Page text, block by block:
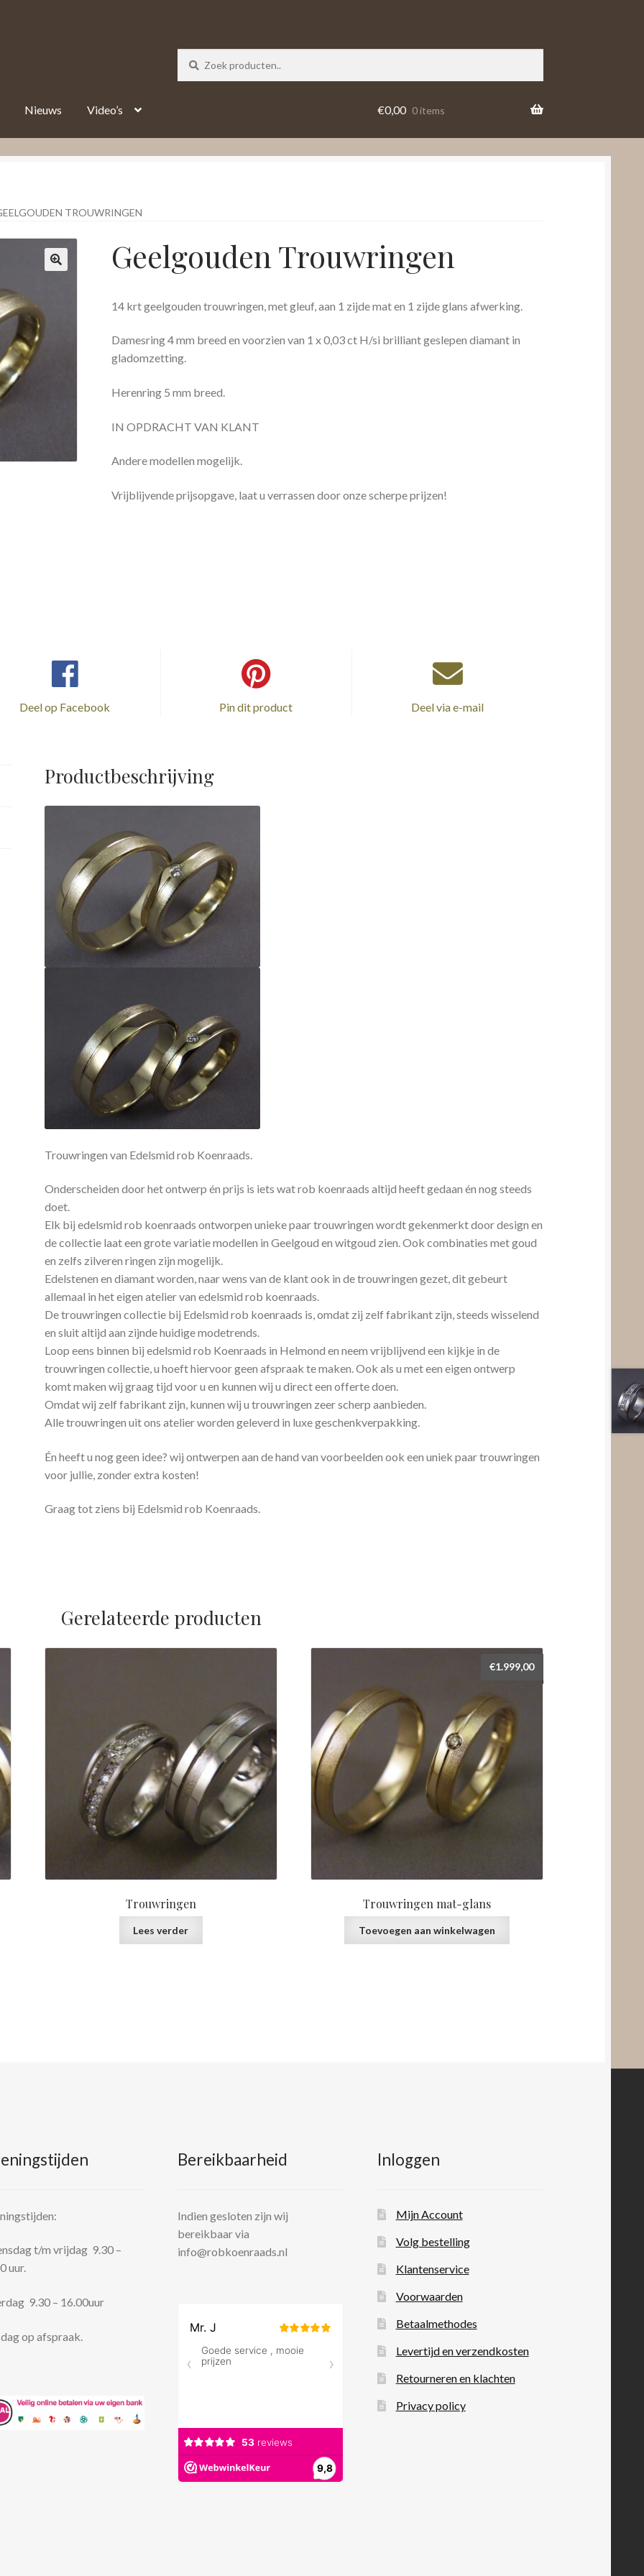
Nieuws Video’s €0,00 0 items
TROUWRINGEN
Geelgouden Trouwringen
14 krt geelgouden trouwringen, met gleuf, aan 1 zijde mat en 1 zijde glans afwerking.
Damesring 4 mm breed en voorzien van 1 x 0,03 ct H/si brilliant geslepen diamant in
gladomzetting.
Herenring 5 mm breed.
IN OPDRACHT VAN KLANT
Andere modellen mogelijk.
Vrijblijvende prijsopgave, laat u verrassen door onze scherpe prijzen!
Deel op Facebook Pin dit product Deel via e-mail
Productbeschrijving
Trouwringen van Edelsmid rob Koenraads.
Onderscheiden door het ontwerp én prijs is iets wat rob koenraads altijd heeft gedaan én nog steeds
doet.
Elk bij edelsmid rob koenraads ontworpen unieke paar trouwringen wordt gekenmerkt door design en
de collectie laat een grote variatie modellen in Geelgoud en witgoud zien. Ook combinaties met goud
en zelfs zilveren ringen zijn mogelijk.
Edelstenen en diamant worden, naar wens van de klant ook in de trouwringen gezet, dit gebeurt
allemaal in het eigen atelier van edelsmid rob koenraads.
De trouwringen collectie bij Edelsmid rob koenraads is, omdat zij zelf fabrikant zijn, steeds wisselend
en sluit altijd aan zijnde huidige modetrends.
Loop eens binnen bij edelsmid rob Koenraads in Helmond en neem vrijblijvend een kijkje in de
trouwringen collectie, u hoeft hiervoor geen afspraak te maken. Ook als u met een eigen ontwerp
komt maken wij graag tijd voor u en kunnen wij u direct een offerte doen.
Omdat wij zelf fabrikant zijn, kunnen wij u trouwringen zeer scherp aanbieden.
Alle trouwringen uit ons atelier worden geleverd in luxe geschenkverpakking.
Én heeft u nog geen idee? wij ontwerpen aan de hand van voorbeelden ook een uniek paar trouwringen
voor jullie, zonder extra kosten!
Graag tot ziens bij Edelsmid rob Koenraads.
Gerelateerde producten
Trouwringen
Lees verder
Trouwringen mat-glans
€1.999,00
Toevoegen aan winkelwagen
t/m vrijdag 9.30 –
uur.
9.30 – 16.00uur
op afspraak.
Bereikbaarheid
Indien gesloten zijn wij
bereikbaar via
info@robkoenraads.nl
Inloggen
Mijn Account
Volg bestelling
Klantenservice
Voorwaarden
Betaalmethodes
Levertijd en verzendkosten
Retourneren en klachten
Privacy policy